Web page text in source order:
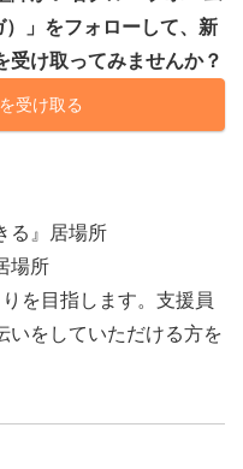
」をフォローして、新
受け取ってみませんか？
受け取る
る』居場所
場所
を目指します。支援員
いをしていただける方を